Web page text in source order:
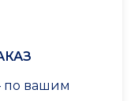
по вашим